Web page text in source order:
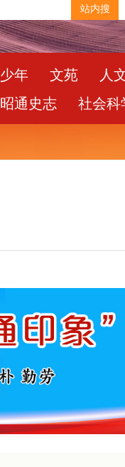
站内搜
少年 文苑 人
昭通史志
社会科